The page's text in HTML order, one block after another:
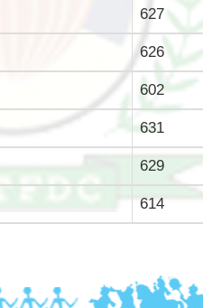
627
626
602
631
629
614